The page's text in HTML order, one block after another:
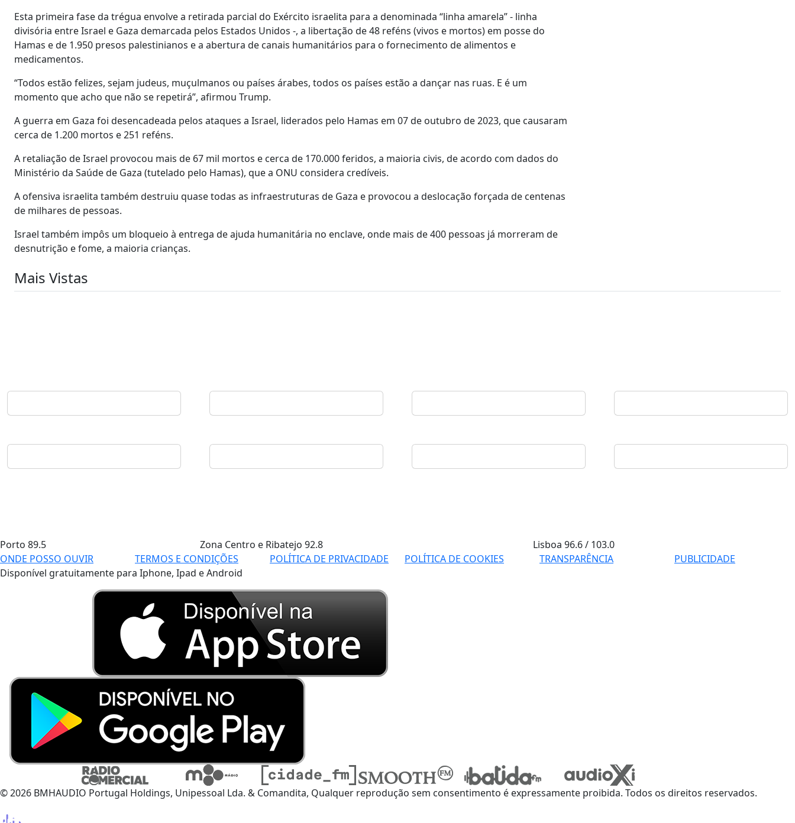
Esta primeira fase da trégua envolve a retirada parcial do Exército israelita para a denominada “linha amarela” - linha
divisória entre Israel e Gaza demarcada pelos Estados Unidos -, a libertação de 48 reféns (vivos e mortos) em posse do
Hamas e de 1.950 presos palestinianos e a abertura de canais humanitários para o fornecimento de alimentos e
medicamentos.
“Todos estão felizes, sejam judeus, muçulmanos ou países árabes, todos os países estão a dançar nas ruas. E é um
momento que acho que não se repetirá”, afirmou Trump.
A guerra em Gaza foi desencadeada pelos ataques a Israel, liderados pelo Hamas em 07 de outubro de 2023, que causaram
cerca de 1.200 mortos e 251 reféns.
A retaliação de Israel provocou mais de 67 mil mortos e cerca de 170.000 feridos, a maioria civis, de acordo com dados do
Ministério da Saúde de Gaza (tutelado pelo Hamas), que a ONU considera credíveis.
A ofensiva israelita também destruiu quase todas as infraestruturas de Gaza e provocou a deslocação forçada de centenas
de milhares de pessoas.
Israel também impôs um bloqueio à entrega de ajuda humanitária no enclave, onde mais de 400 pessoas já morreram de
desnutrição e fome, a maioria crianças.
Mais Vistas
Porto 89.5 Zona Centro e Ribatejo 92.8 Lisboa96.6 / 103.0
ONDE POSSO OUVIR
TERMOS E CONDIÇÕES POLÍTICA DE PRIVACIDADE POLÍTICA DE COOKIES TRANSPARÊNCIA
PUBLICIDADE
Disponível gratuitamente para Iphone, Ipad e Android
© 2026 BMHAUDIO Portugal Holdings, Unipessoal Lda. & Comandita, Qualquer reprodução sem consentimento é expressamente proibida. Todos os direitos reservados.